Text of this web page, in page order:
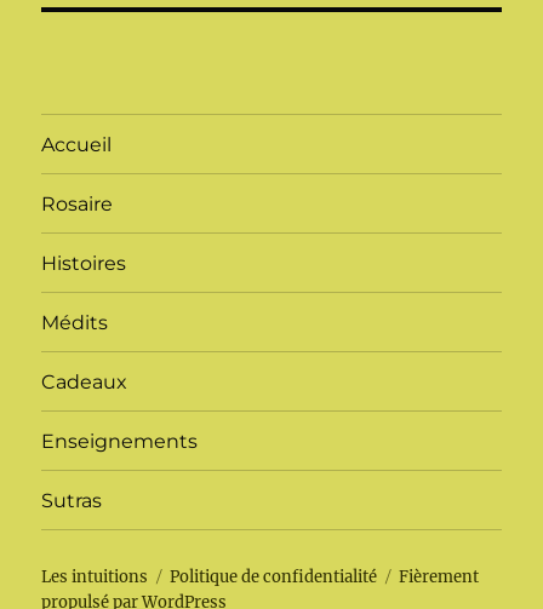
Accueil
Rosaire
Histoires
Médits
Cadeaux
Enseignements
Sutras
Les intuitions Politique de confidentialité
Fièrement
propulsé par WordPress